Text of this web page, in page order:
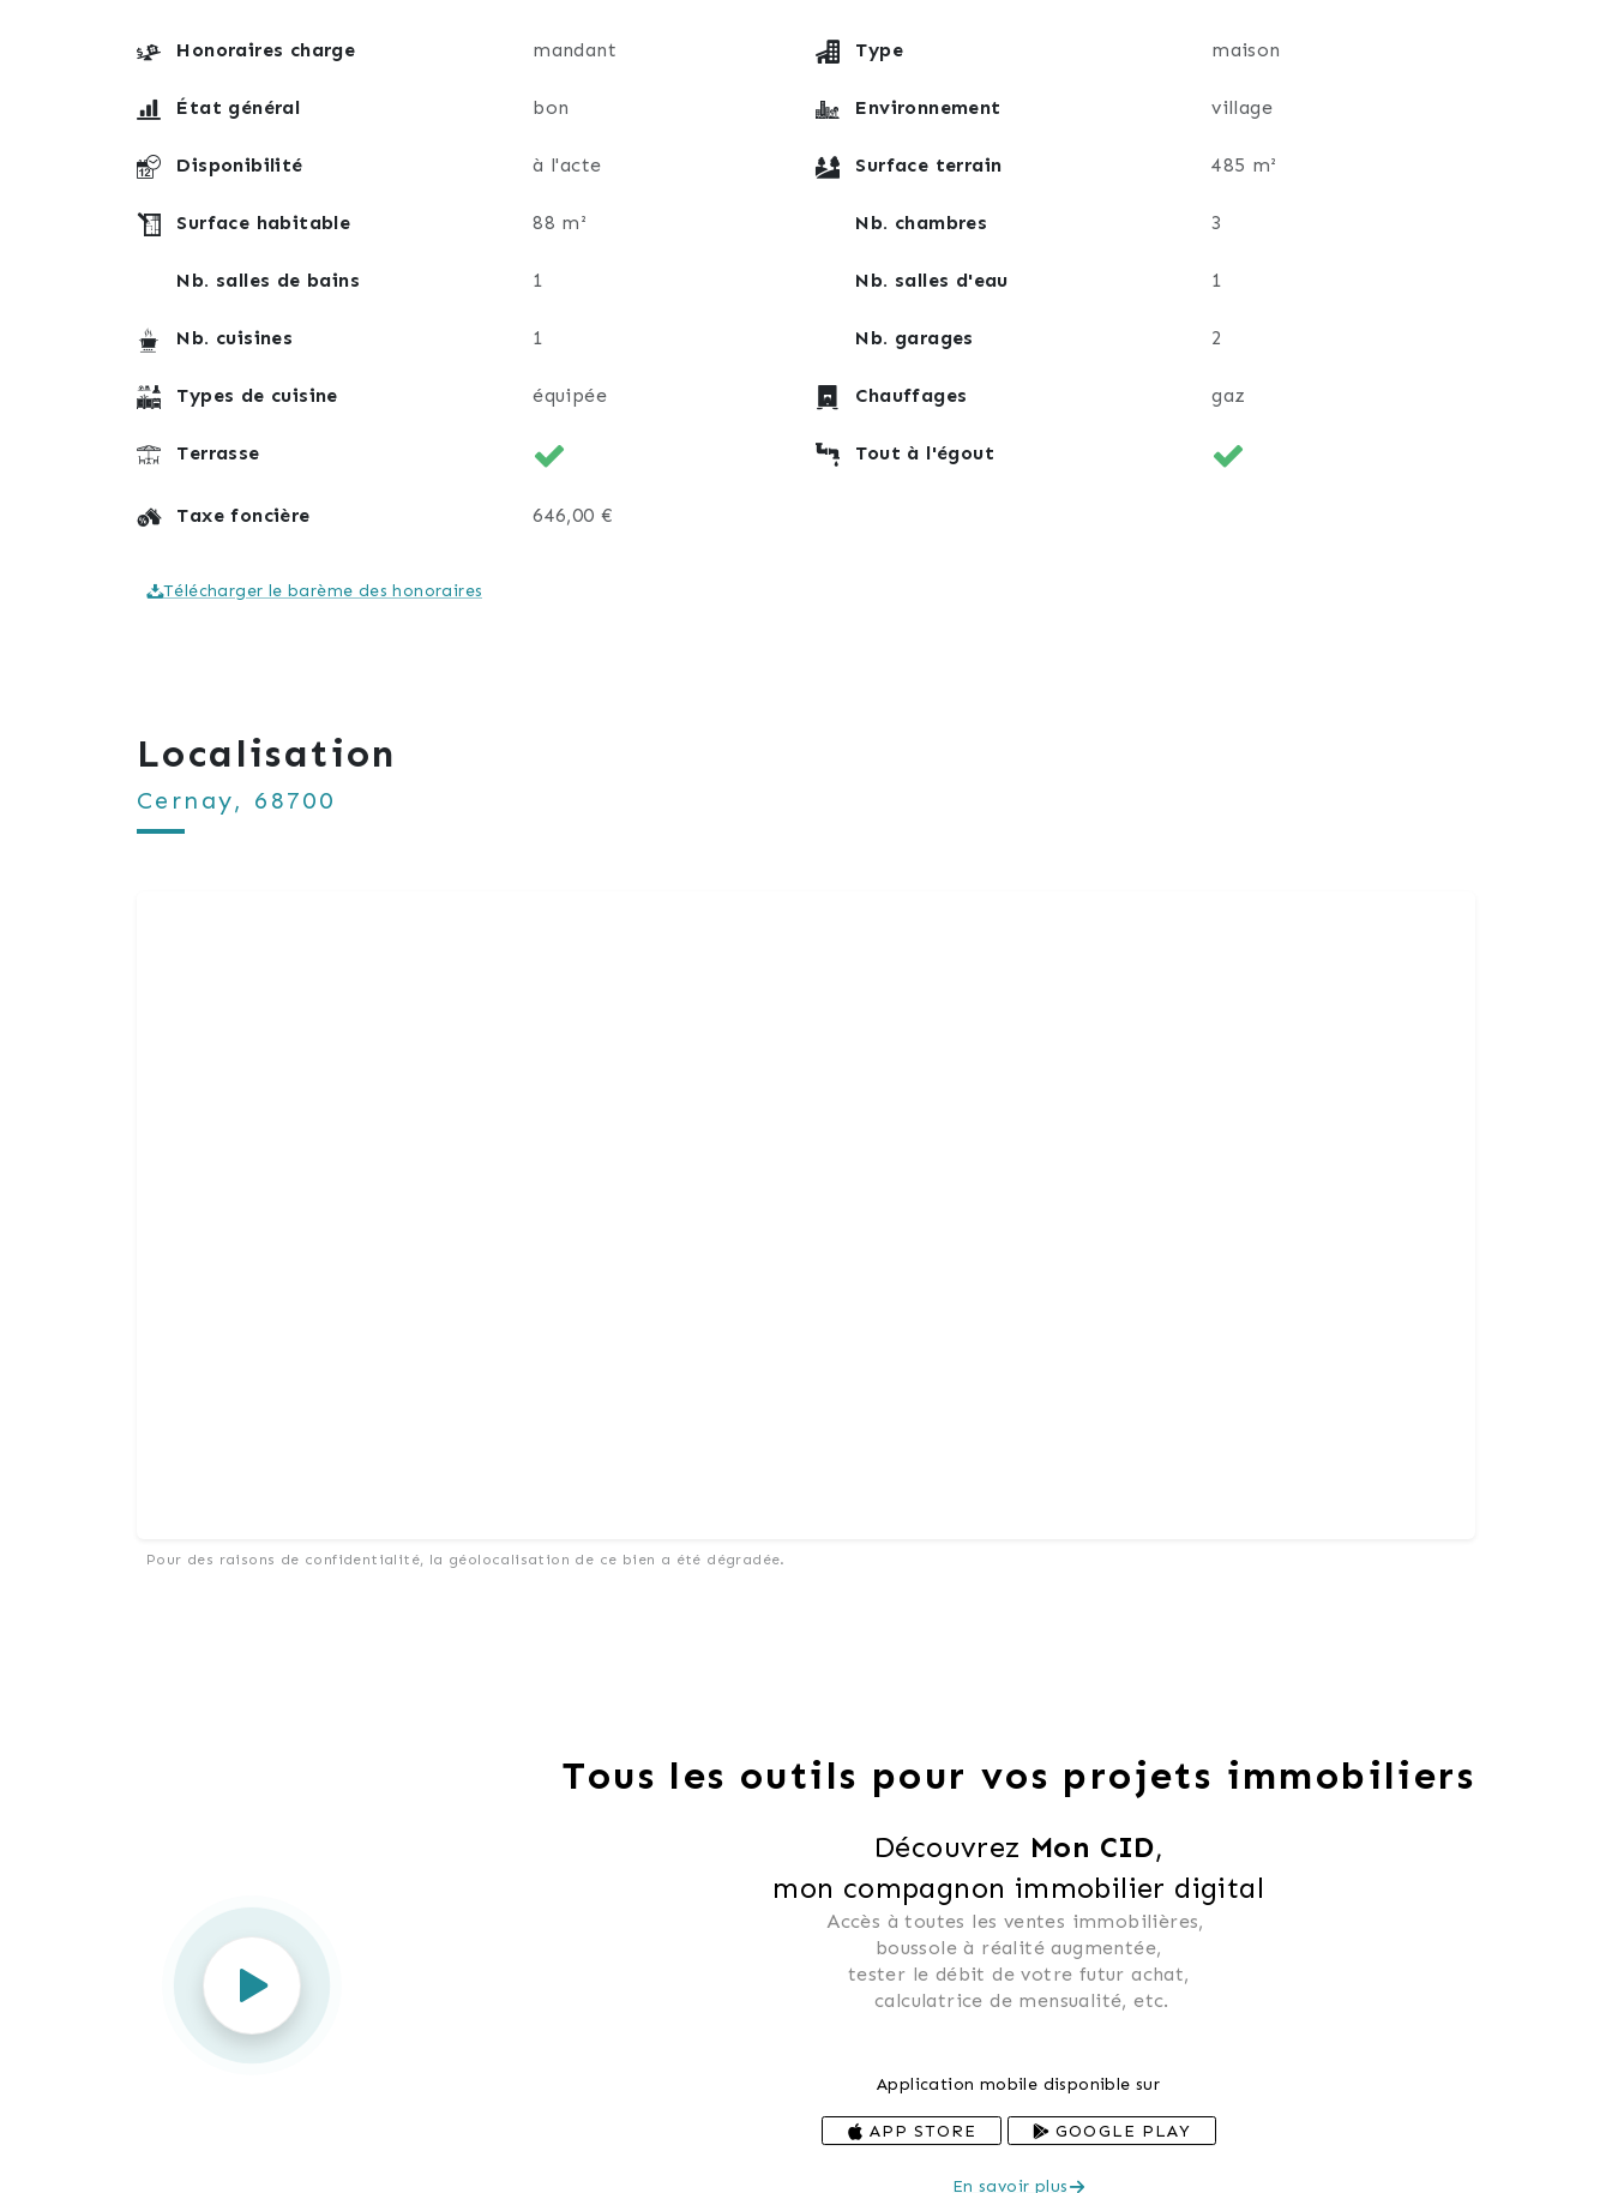
Honoraires charge mandant Type maison
État général bon Environnement village
Disponibilité à l'acte Surface terrain 485 m²
Surface habitable 88 m² Nb. chambres 3
Nb. salles de bains 1 Nb. salles d'eau 1
Nb. cuisines 1 Nb. garages 2
Types de cuisine équipée Chauffages gaz
Terrasse Tout à l'égout
Taxe foncière 646,00 €
Télécharger le barème des honoraires
Localisation
Cernay, 68700
Pour des raisons de confidentialité, la géolocalisation de ce bien a été dégradée.
Tous les outils pour vos projets immobiliers
Découvrez Mon CID,
mon compagnon immobilier digital
Accès à toutes les ventes immobilières,
boussole à réalité augmentée,
tester le débit de votre futur achat,
calculatrice de mensualité, etc.
Application mobile disponible sur
APP STORE GOOGLE PLAY
En savoir plus